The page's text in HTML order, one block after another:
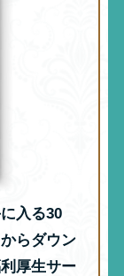
入る30
らダウン
厚生サー